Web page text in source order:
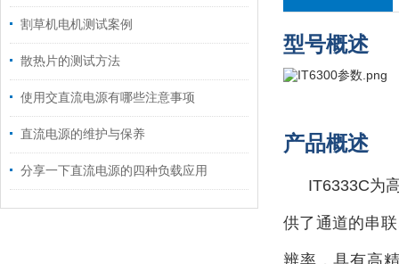
割草机电机测试案例
散热片的测试方法
使用交直流电源有哪些注意事项
直流电源的维护与保养
分享一下直流电源的四种负载应用
型号概述
产品概述
IT6333C为
供了通道的串
辨率，具有高